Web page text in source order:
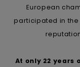
European
participated in the
At only 22 years